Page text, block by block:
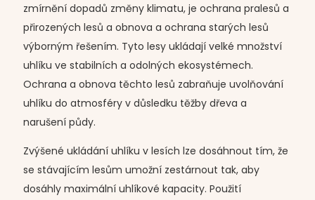
zmírnění dopadů změny klimatu, je ochrana pralesů a
přirozených lesů a obnova a ochrana starých lesů
výborným řešením. Tyto lesy ukládají velké množství
uhlíku ve stabilních a odolných ekosystémech.
Ochrana a obnova těchto lesů zabraňuje uvolňování
uhlíku do atmosféry v důsledku těžby dřeva a
narušení půdy.
Zvýšené ukládání uhlíku v lesích lze dosáhnout tím, že
se stávajícím lesům umožní zestárnout tak, aby
dosáhly maximální uhlíkové kapacity. Použití